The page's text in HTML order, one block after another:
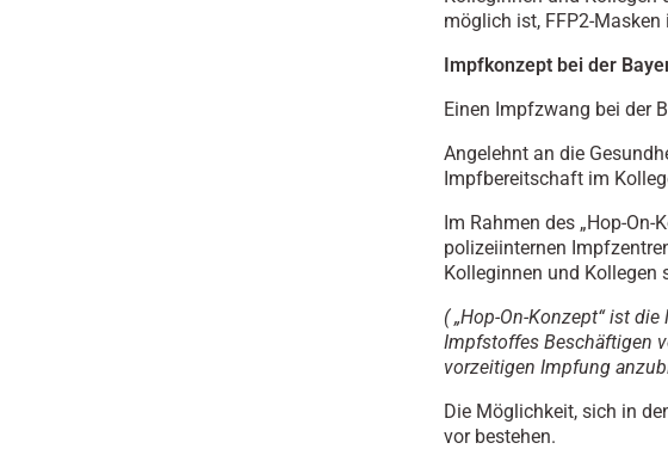
möglich ist, FFP2-
Impfkonzept bei der
Einen Impfzwang bei der
Angelehnt an die
Impfbereitschaft im
Im Rahmen des „Hop-
polizeiinternen
Kolleginnen und Kollegen
( „Hop-On-Konzept“ ist
Impfstoffes Beschäftigen
vorzeitigen Impfung
Die Möglichkeit, sich in
vor bestehen.